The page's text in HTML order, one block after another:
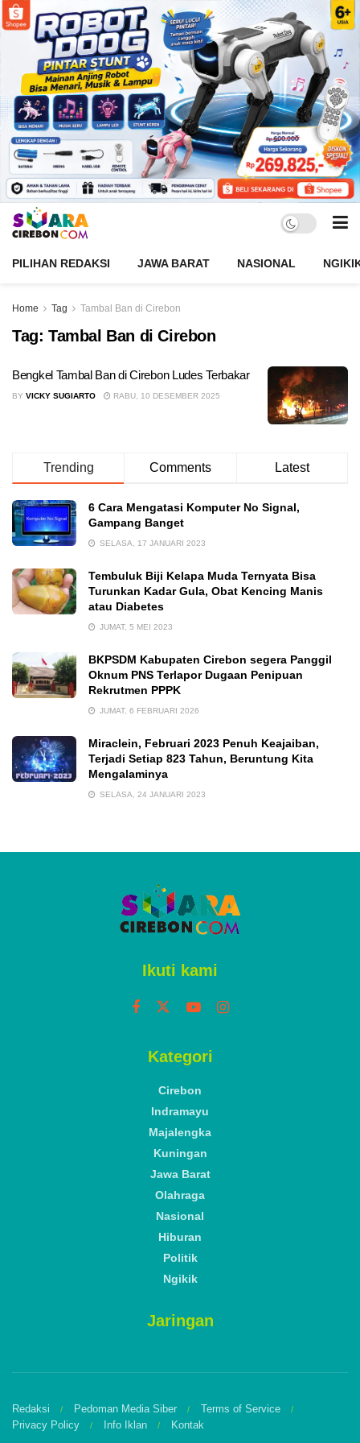
PILIHAN REDAKSI JAWA BARAT NASIONAL
Home Tag Tambal Ban di Cirebon
Tag: Tambal Ban di Cirebon
Bengkel Tambal Ban di Cirebon Ludes Terbakar
BY VICKY SUGIARTO RABU, 10 DESEMBER 2025
Trending Comments Latest
6 Cara Mengatasi Komputer No Signal,
Gampang Banget
SELASA, 17 JANUARI 2023
Tembuluk Biji Kelapa Muda Ternyata Bisa
Turunkan Kadar Gula, Obat Kencing Manis
atau Diabetes
JUMAT, 5 MEI 2023
BKPSDM Kabupaten Cirebon segera Panggil
Oknum PNS Terlapor Dugaan Penipuan
Rekrutmen PPPK
JUMAT, 6 FEBRUARI 2026
Miraclein, Februari 2023 Penuh Keajaiban,
Terjadi Setiap 823 Tahun, Beruntung Kita
Mengalaminya
SELASA, 24 JANUARI 2023
Ikuti kami
Kategori
Cirebon
Indramayu
Majalengka
Kuningan
Jawa Barat
Olahraga
Nasional
Hiburan
Politik
Ngikik
Jaringan
Redaksi Pedoman Media Siber
Terms of Service
Privacy Policy
Info Iklan Kontak